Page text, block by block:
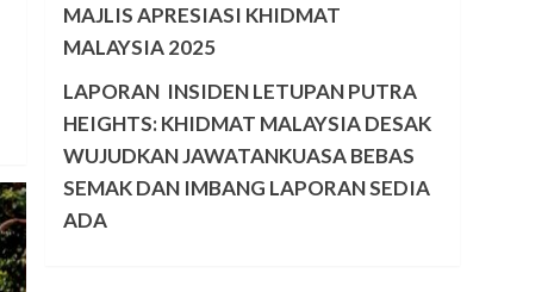
MAJLIS APRESIASI KHIDMAT
MALAYSIA 2025
LAPORAN INSIDEN LETUPAN PUTRA
HEIGHTS: KHIDMAT MALAYSIA DESAK
WUJUDKAN JAWATANKUASA BEBAS
SEMAK DAN IMBANG LAPORAN SEDIA
ADA